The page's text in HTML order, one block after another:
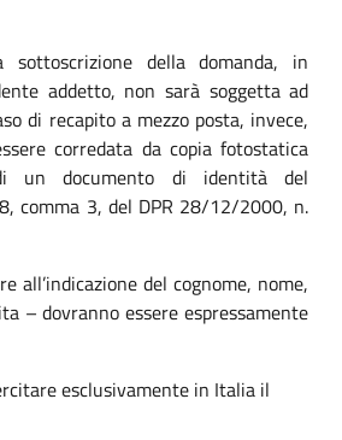
della domanda, in
addetto, non sarà soggetta ad
di recapito a mezzo posta, invece,
corredata da copia fotostatica
un documento di identità del
comma 3, del DPR 28/12/2000, n.
all’indicazione del cognome, nome,
– dovranno essere espressamente
esclusivamente in Italia il